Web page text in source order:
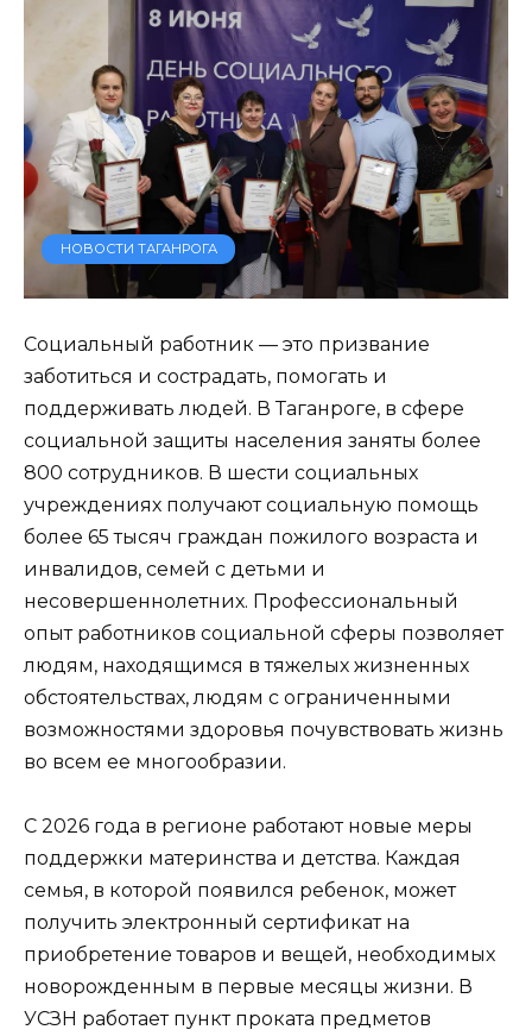
НОВОСТИ ТАГАНРОГА
Социальный работник — это призвание
заботиться и сострадать, помогать и
поддерживать людей. В Таганроге, в сфере
социальной защиты населения заняты более
800 сотрудников. В шести социальных
учреждениях получают социальную помощь
более 65 тысяч граждан пожилого возраста и
инвалидов, семей с детьми и
несовершеннолетних. Профессиональный
опыт работников социальной сферы позволяет
людям, находящимся в тяжелых жизненных
обстоятельствах, людям с ограниченными
возможностями здоровья почувствовать жизнь
во всем ее многообразии.
С 2026 года в регионе работают новые меры
поддержки материнства и детства. Каждая
семья, в которой появился ребенок, может
получить электронный сертификат на
приобретение товаров и вещей, необходимых
новорожденным в первые месяцы жизни. В
УСЗН работает пункт проката предметов